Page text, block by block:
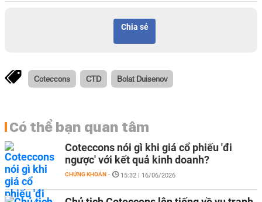
Chia sẻ
Coteccons CTD Bolat Duisenov
Có thể bạn quan tâm
Coteccons nói gì khi giá cổ phiếu 'đi
ngược' với kết quả kinh doanh?
CHỨNG KHOÁN - 15:32 | 16/06/2026